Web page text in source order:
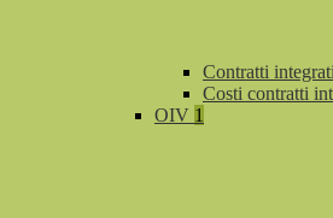
Contratti
Costi contratti
OIV 1